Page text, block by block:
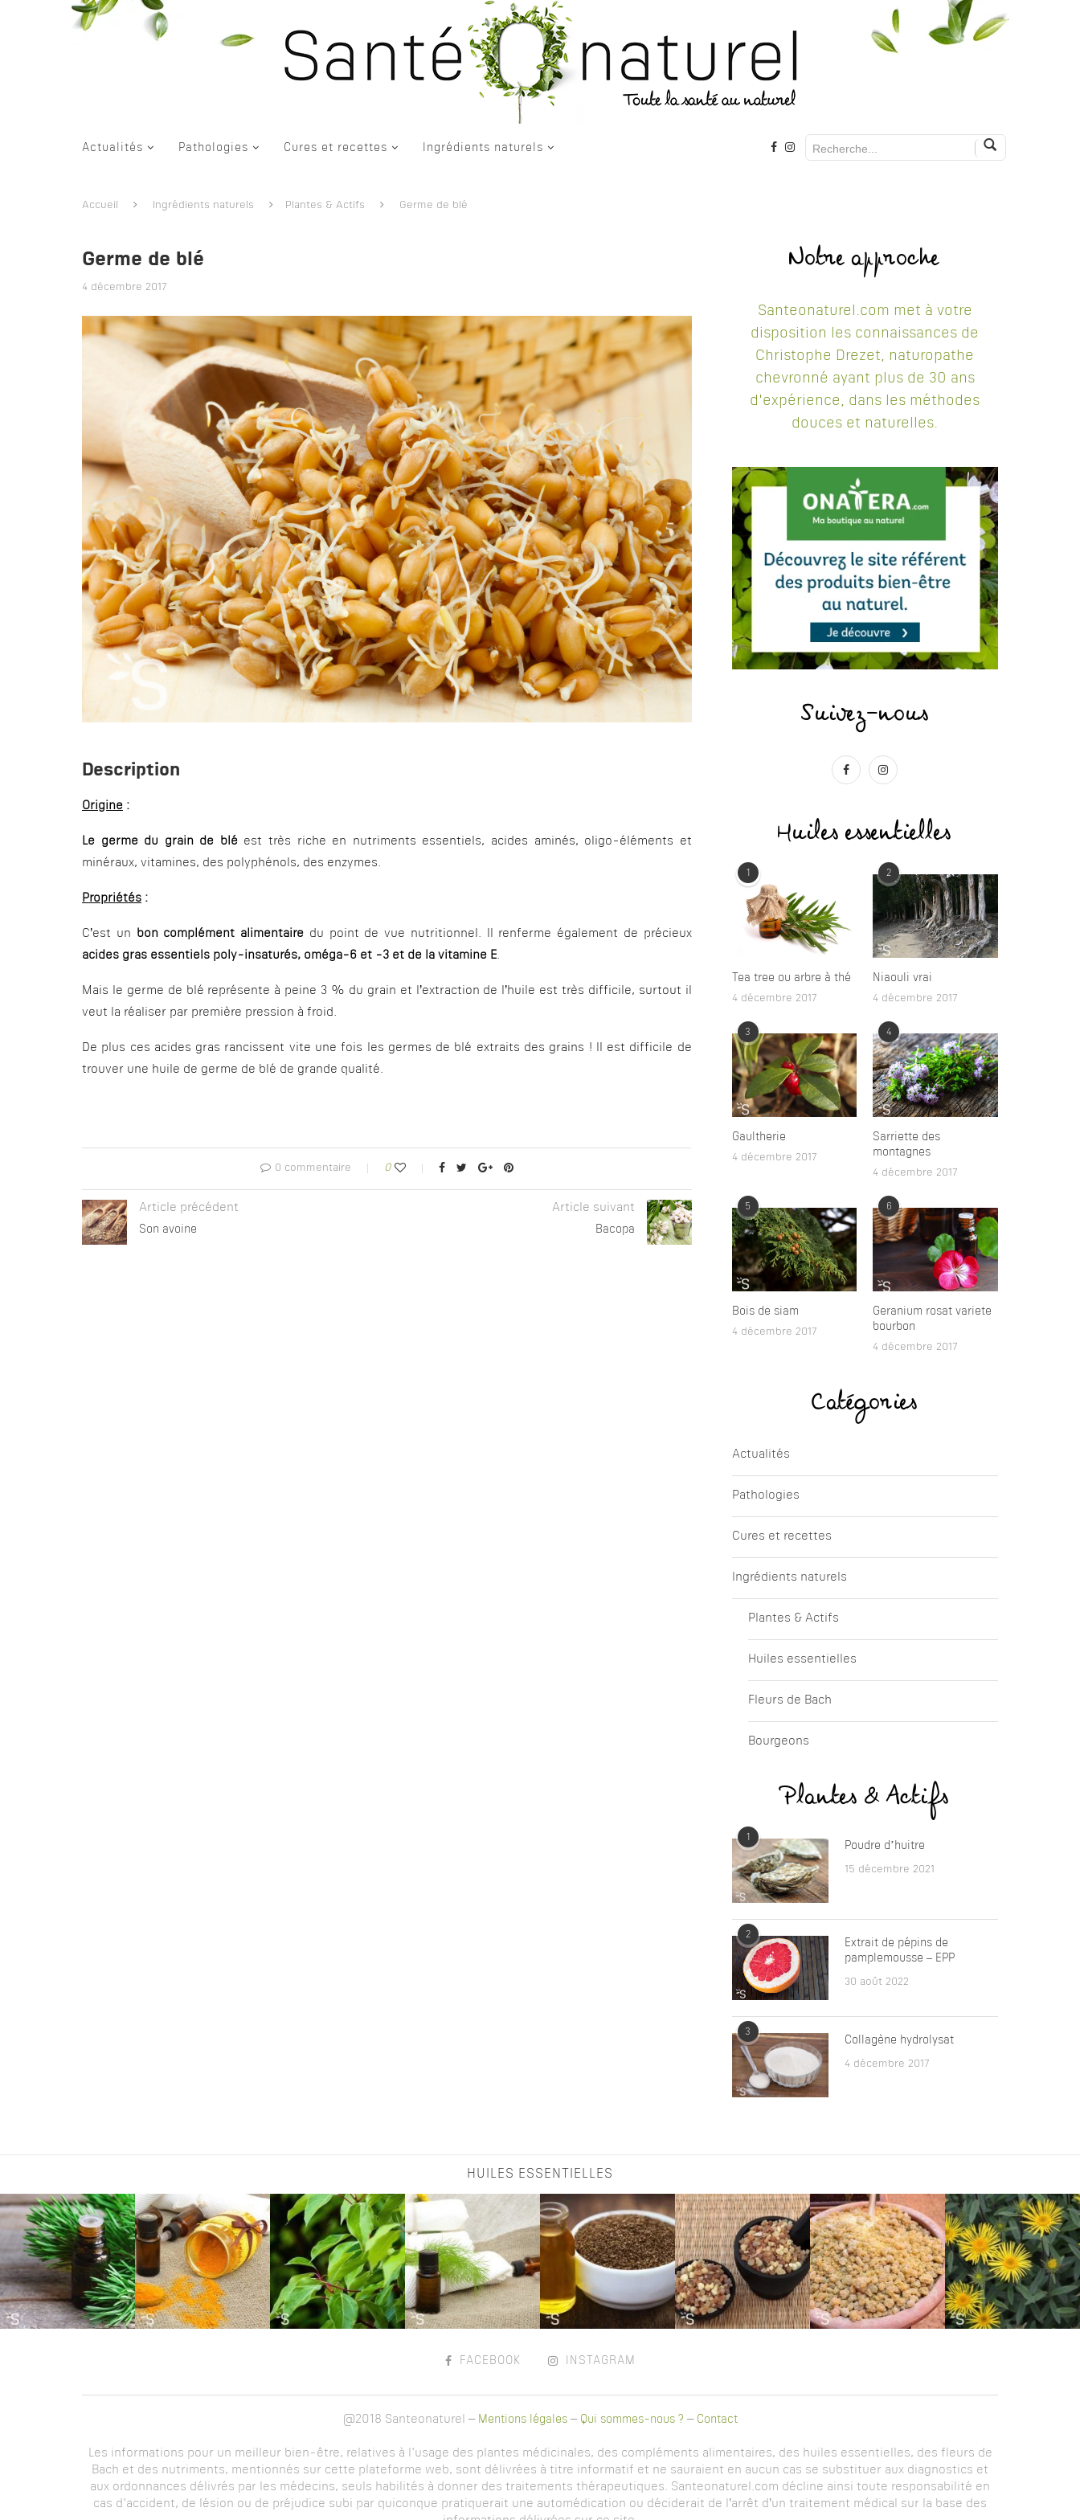
Actualités Pathologies Cures et recettes Ingrédients naturels
Accueil Ingrédients naturels Plantes & Actifs Germe de blé
Germe de blé
4 décembre 2017
Description
Origine :
Le germe du grain de bléest très riche en nutriments essentiels, acides aminés, oligo-éléments et
minéraux, vitamines, des polyphénols, des enzymes.
Propriétés :
C’est un bon complément alimentaire du point de vue nutritionnel. Il renferme également de précieux
acides gras essentiels poly-insaturés, oméga-6 et -3 et de la vitamine E.
Mais le germe de blé représente à peine 3 % du grain et l’extraction de l’huile est très difficile, surtout il
veut la réaliser par première pression à froid.
De plus ces acides gras rancissent vite une fois les germes de blé extraits des grains ! Il est difficile de
trouver une huile de germe de blé de grande qualité.
0 commentaire 0
Article précédent
Son avoine
Article suivant
Bacopa
Notre approche
Santeonaturel.com met à votre
disposition les connaissances de
Christophe Drezet, naturopathe
chevronné ayant plus de 30 ans
d'expérience, dans les méthodes
douces et naturelles.
Suivez-nous
Huiles essentielles
Tea tree ou arbre à thé
4 décembre 2017
2
Niaouli vrai
4 décembre 2017
3
Gaultherie
4 décembre 2017
4
Sarriette des
montagnes
4 décembre 2017
5
Bois de siam
4 décembre 2017
6
Geranium rosat variete
bourbon
4 décembre 2017
Catégories
Actualités
Pathologies
Cures et recettes
Ingrédients naturels
Plantes & Actifs
Huiles essentielles
Fleurs de Bach
Bourgeons
Plantes & Actifs
1
Poudre d’huitre
15 décembre 2021
2
Extrait de pépins de
pamplemousse – EPP
30 août 2022
3
Collagène hydrolysat
4 décembre 2017
HUILES ESSENTIELLES
FACEBOOK INSTAGRAM
@2018 Santeonaturel – Mentions légales– Qui sommes-nous ? – Contact
Les informations pour un meilleur bien-être, relatives à l'usage des plantes médicinales, des compléments alimentaires, des huiles essentielles, des fleurs de
Bach et des nutriments, mentionnés sur cette plateforme web, sont délivrées à titre informatif et ne sauraient en aucun cas se substituer aux diagnostics et
aux ordonnances délivrés par les médecins, seuls habilités à donner des traitements thérapeutiques. Santeonaturel.com décline ainsi toute responsabilité en
cas d'accident, de lésion ou de préjudice subi par quiconque pratiquerait une automédication ou déciderait de l’arrêt d’un traitement médical sur la base des